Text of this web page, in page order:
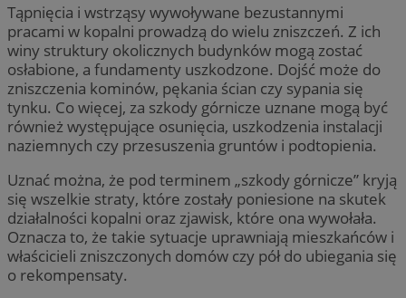
Tąpnięcia i wstrząsy wywoływane bezustannymi
pracami w kopalni prowadzą do wielu zniszczeń. Z ich
winy struktury okolicznych budynków mogą zostać
osłabione, a fundamenty uszkodzone. Dojść może do
zniszczenia kominów, pękania ścian czy sypania się
tynku. Co więcej, za szkody górnicze uznane mogą być
również występujące osunięcia, uszkodzenia instalacji
naziemnych czy przesuszenia gruntów i podtopienia.
Uznać można, że pod terminem „szkody górnicze” kryją
się wszelkie straty, które zostały poniesione na skutek
działalności kopalni oraz zjawisk, które ona wywołała.
Oznacza to, że takie sytuacje uprawniają mieszkańców i
właścicieli zniszczonych domów czy pół do ubiegania się
o rekompensaty.